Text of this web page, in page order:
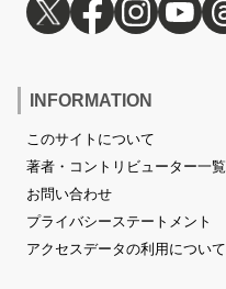
INFORMATION
このサイトについて
著者・コントリビューター一覧
お問い合わせ
プライバシーステートメント
アクセスデータの利用について